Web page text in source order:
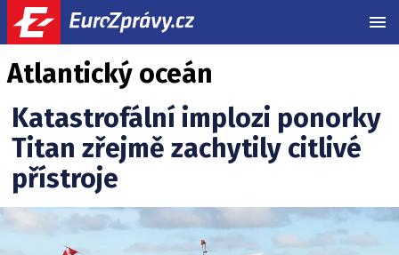
Atlantický oceán
Katastrofální implozi ponorky
Titan zřejmě zachytily citlivé
přístroje